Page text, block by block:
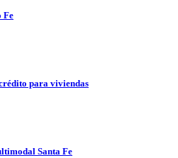
Fe
para viviendas
Santa Fe